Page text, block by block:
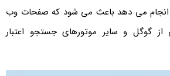
که ریدایرکت 301 انجام می دهد باعث می شود که صفحات وب
گوگل و سایر موتورهای جستجو اعتبار